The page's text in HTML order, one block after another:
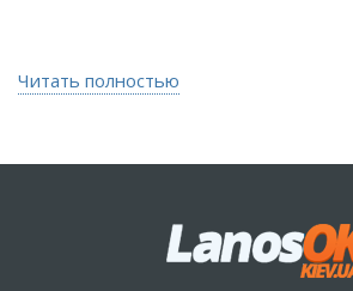
Читать полностью